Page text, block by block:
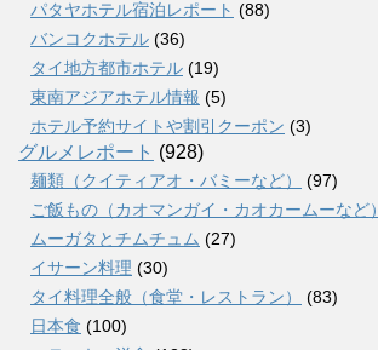
パタヤホテル宿泊レポート (88)
バンコクホテル (36)
タイ地方都市ホテル (19)
東南アジアホテル情報 (5)
ホテル予約サイトや割引クーポン (3)
グルメレポート (928)
麺類（クイティアオ・バミーなど）
(97)
ご飯もの（カオマンガイ・カオカームーなど）
ムーガタとチムチュム (27)
イサーン料理 (30)
タイ料理全般（食堂・レストラン）
(83)
日本食 (100)